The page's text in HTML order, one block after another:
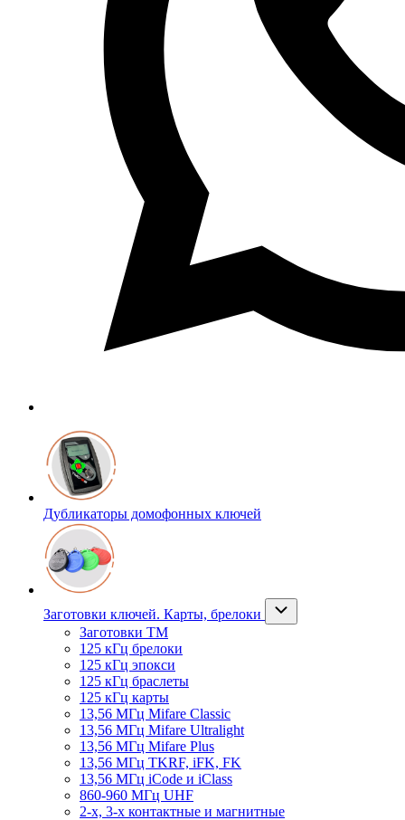
Дубликаторы домофонных ключей
Заготовки ключей. Карты, брелоки
Заготовки ТМ
125 кГц брелоки
125 кГц эпокси
125 кГц браслеты
125 кГц карты
13,56 МГц Mifare Classic
13,56 МГц Mifare Ultralight
13,56 МГц Mifare Plus
13,56 МГц TKRF, iFK, FK
13,56 МГц iCode и iClass
860-960 МГц UHF
2-х, 3-х контактные и магнитные